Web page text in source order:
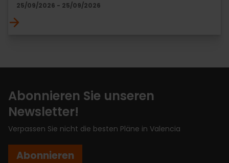
25/09/2026 - 25/09/2026
Abonnieren Sie unseren
Newsletter!
Verpassen Sie nicht die besten Pläne in Valencia
Abonnieren